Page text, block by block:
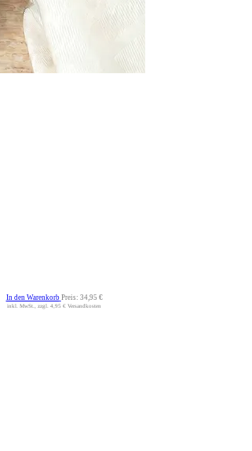
In den Warenkorb Preis: 34,95 €
inkl. MwSt., zzgl. 4,95 € Versandkosten